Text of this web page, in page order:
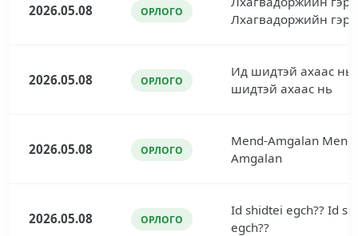
2026.05.08 ОРЛОГО
Лхагвадоржийн гэр
2026.05.08 ОРЛОГО
Ид шидтэй ахаас нь
шидтэй ахаас нь
2026.05.08 ОРЛОГО
Mend-Amgalan Mend-
Amgalan
2026.05.08 ОРЛОГО
Id shidtei egch?? Id
egch??